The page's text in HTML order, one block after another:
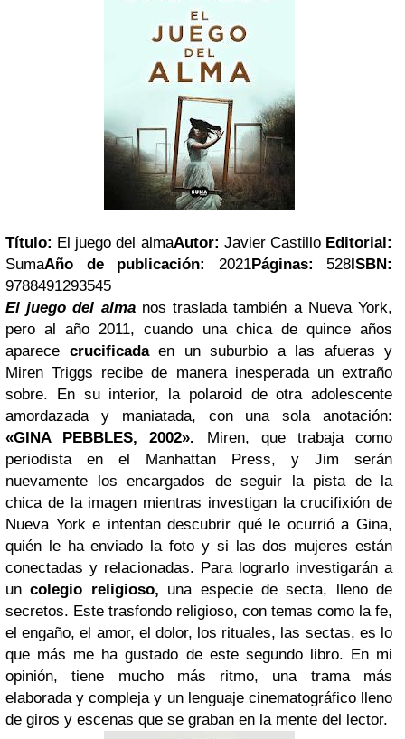
Título: El juego del almaAutor: Javier Castillo Editorial:
SumaAño de publicación: 2021Páginas: 528ISBN:
9788491293545
El juego del almanos traslada también a Nueva York,
pero al año 2011, cuando una chica de quince años
aparece crucificadaen un suburbio a las afueras y
Miren Triggs recibe de manera inesperada un extraño
sobre. En su interior, la polaroid de otra adolescente
amordazada y maniatada, con una sola anotación:
«GINA PEBBLES, 2002». Miren, que trabaja como
periodista en el Manhattan Press, y Jim serán
nuevamente los encargados de seguir la pista de la
chica de la imagen mientras investigan la crucifixión de
Nueva York e intentan descubrir qué le ocurrió a Gina,
quién le ha enviado la foto y si las dos mujeres están
conectadas y relacionadas. Para lograrlo investigarán a
uncolegio religioso, una especie de secta, lleno de
secretos. Este trasfondo religioso, con temas como la fe,
el engaño, el amor, el dolor, los rituales, las sectas, es lo
que más me ha gustado de este segundo libro. En mi
opinión, tiene mucho más ritmo, una trama más
elaborada y compleja y un lenguaje cinematográfico lleno
de giros y escenas que se graban en la mente del lector.